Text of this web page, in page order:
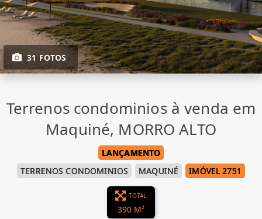
31 FOTOS
Terrenos condominios à venda em
Maquiné, MORRO ALTO
LANÇAMENTO
TERRENOS CONDOMINIOS
MAQUINÉ IMÓVEL 2751
TOTAL
390 M²